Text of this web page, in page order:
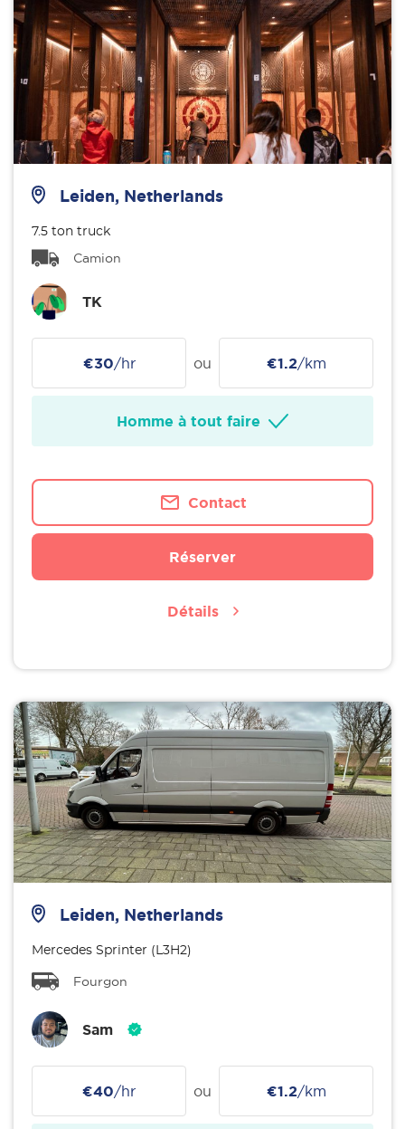
Leiden, Netherlands
7.5 ton truck
Camion
TK
€30/hr ou €1.2/km
Homme à tout faire
Contact
Réserver
Détails
Leiden, Netherlands
Mercedes Sprinter (L3H2)
Fourgon
Sam
€40/hr ou €1.2/km